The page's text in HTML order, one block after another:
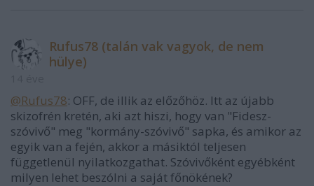
Rufus78 (talán vak vagyok, de nem
hülye)
@Rufus78: OFF, de illik az előzőhöz. Itt az újabb
skizofrén kretén, aki azt hiszi, hogy van "Fidesz-
szóvivő" meg "kormány-szóvivő" sapka, és amikor az
egyik van a fején, akkor a másiktól teljesen
függetlenül nyilatkozgathat. Szóvivőként egyébként
milyen lehet beszólni a saját főnökének?